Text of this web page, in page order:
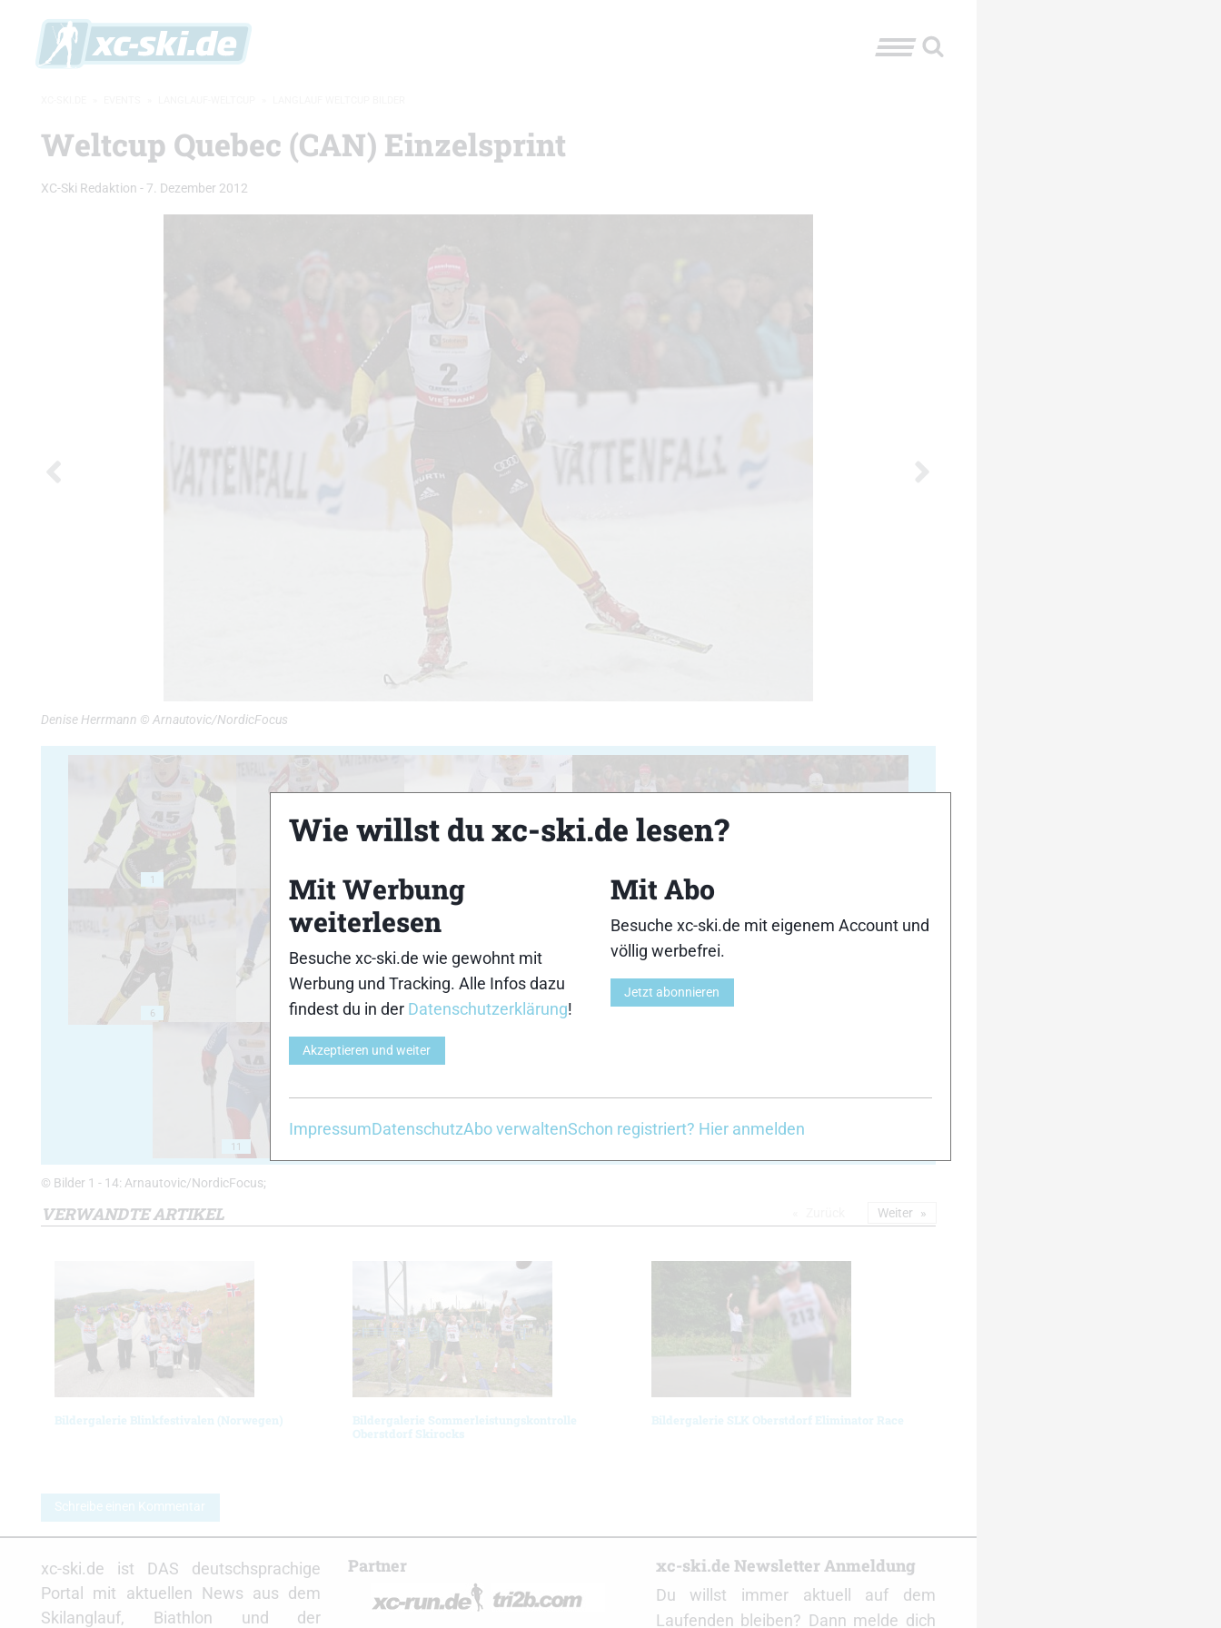
Weltcup Quebec (CAN) Einzelsprint
XC-Ski Redaktion - 7. Dezember 2012
Denise Herrmann © Arnautovic/NordicFocus
1 2 4
6 7 8
11
© Bilder 1 - 14: Arnautovic/NordicFocus;
VERWANDTE ARTIKEL
Bildergalerie Blinkfestivalen (Norwegen)
Bildergalerie Sommerleistungskontrolle
Oberstdorf Skirocks
Bildergalerie SLK Oberstdorf Eliminator Race
Weiter
Schreibe einen Kommentar
xc-ski.de ist DAS deutschsprachige
Portal mit aktuellen News aus dem
Skilanglauf, Biathlon und der
Partner xc-ski.de Newsletter Anmeldung
Du willst immer aktuell auf dem
Laufenden bleiben? Dann melde dich
Wie willst du xc-ski.de lesen?
Mit Werbung
weiterlesen
Besuche xc-ski.de wie gewohnt mit
Werbung und Tracking. Alle Infos dazu
findest du in der Datenschutzerklärung!
Akzeptieren und weiter
Mit Abo
Besuche xc-ski.de mit eigenem Account und
völlig werbefrei.
Jetzt abonnieren
ImpressumDatenschutzAbo verwaltenSchon registriert? Hier anmelden